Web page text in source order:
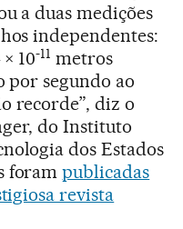
a duas medições
independentes:
10-11 metros
segundo ao
recorde”, diz o
do Instituto
dos Estados
forampublicadas
revista